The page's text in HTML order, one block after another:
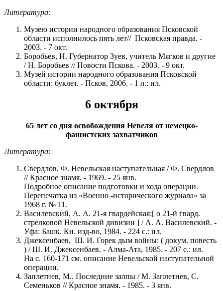
Литература:
Музею истории народного образования Псковской
области исполнилось пять лет// Псковская правда. -
2003. - 7 окт.
Боробьев, Н. Губернатор Зуев, учитель Мягков и другие
/ Н. Боробьев // Новости Пскова. - 2003. - 9 окт.
Музей истории народного образования Псковской
области: буклет. - Псков, 2006. - 1 л.: ил.
6 октября
65 лет со дня освобождения Невеля от немецко-
фашистских захватчиков
Литература:
Свердлов, Ф. Невельская наступательная / Ф. Свердлов
// Красное знамя. - 1969. - 25 янв.
Подробное описание подготовки и хода операции.
Перепечатка из «Военно -исторического журнала» за
1968 г. № 11.
Василевский, А. А. 21-я гвардейская:[ о 21-й гвард.
стрелковой Невельской дивизии ] / А. А. Василевский. -
Уфа: Башк. Кн. изд-во, 1984. - 224 с.: ил.
Джексенбаев, Ш. И. Горек дым войны: ( докум. повесть
) / Ш. И. Джексенбаев. - Алма-Ата, 1985. - 207 с.: ил.
На с. 160-171 см. описание Невельской наступательной
операции.
Заплетнев, М.. Последние залпы / М. Заплетнев, С.
Семеньков // Красное знамя. - 1985. - 3 янв.